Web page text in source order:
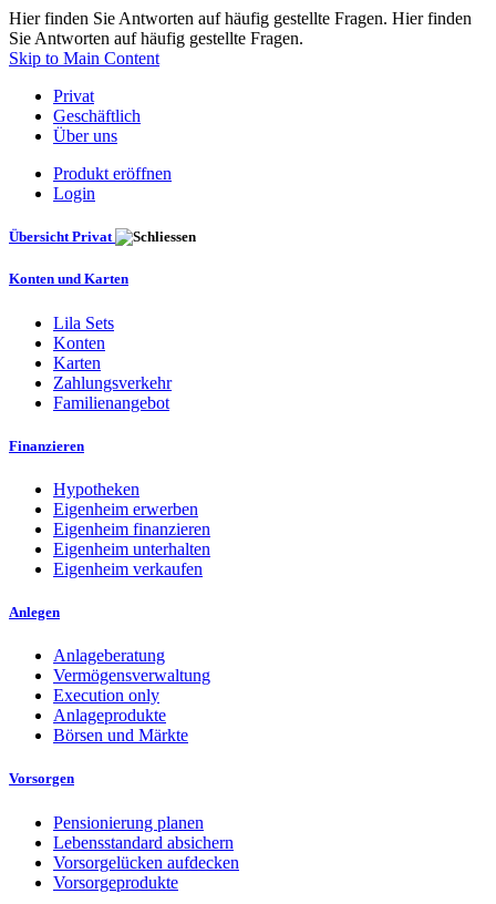
Hier finden Sie Antworten auf häufig gestellte Fragen. Hier finden
Sie Antworten auf häufig gestellte Fragen.
Skip to Main Content
Privat
Geschäftlich
Über uns
Produkt eröffnen
Login
Übersicht Privat
Konten und Karten
Lila Sets
Konten
Karten
Zahlungsverkehr
Familienangebot
Finanzieren
Hypotheken
Eigenheim erwerben
Eigenheim finanzieren
Eigenheim unterhalten
Eigenheim verkaufen
Anlegen
Anlageberatung
Vermögensverwaltung
Execution only
Anlageprodukte
Börsen und Märkte
Vorsorgen
Pensionierung planen
Lebensstandard absichern
Vorsorgelücken aufdecken
Vorsorgeprodukte